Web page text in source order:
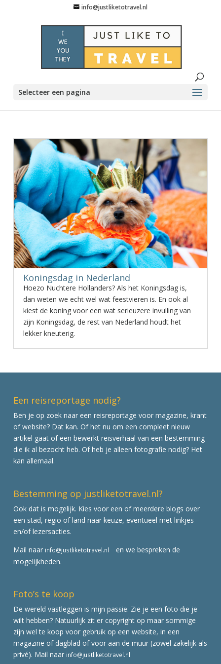
info@justliketotravel.nl
Selecteer een pagina
Koningsdag in Nederland
Hoezo Nuchtere Hollanders? Als het Koningsdag is,
dan weten we echt wel wat feestvieren is. En ook al
kiest de koning voor een wat serieuzere invulling van
zijn Koningsdag, de rest van Nederland houdt het
lekker kneuterig.
Een reisreportage nodig?
Ben je op zoek naar een reisreportage voor magazine, krant
of website? Dat kan. Of het nu om een compleet nieuw
artikel gaat of een bewerkt reisverhaal van een bestemming
die ik al bezocht heb. Of heb je alleen fotografie nodig? Het
kan allemaal.
Bestemming op justliketotravel.nl?
Ook dat is mogelijk. Kies voor een of meerdere blogs over
een stad, regio of land naar keuze, eventueel met linkjes
en/of lezersacties.
Mail naar info@justliketotravel.nl
en we bespreken de
mogelijkheden.
Foto’s te koop
De wereld vastleggen is mijn passie. Zie je een foto die je
wilt hebben? Natuurlijk zit er copyright op maar sommige
zijn wel te koop voor gebruik op een website, in een
magazine of dagblad of voor aan de muur (zowel zakelijk als
privé). Mail naar info@justliketotravel.nl